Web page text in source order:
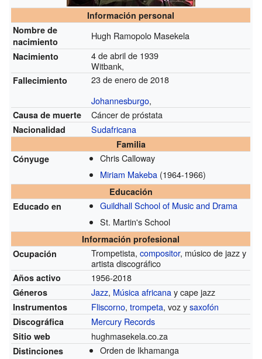
Información personal
Nombre de
nacimiento
Hugh Ramopolo Masekela
Nacimiento
4 de abril de 1939
Witbank,
Fallecimiento
23 de enero de 2018
Johannesburgo,
Causa de muerte Cáncer de próstata
Nacionalidad Sudafricana
Familia
Cónyuge
Chris Calloway
Miriam Makeba (1964-1966)
Educación
Educado en
Guildhall School of Music and Drama
St. Martin's School
Información profesional
Ocupación
Trompetista,compositor, músico de jazz y
artista discográfico
Años activo 1956-2018
Géneros Jazz, Música africanay cape jazz
Instrumentos Fliscorno,trompeta, voz ysaxofón
Discográfica Mercury Records
Sitio web hughmasekela.co.za
Distinciones
Orden de Ikhamanga